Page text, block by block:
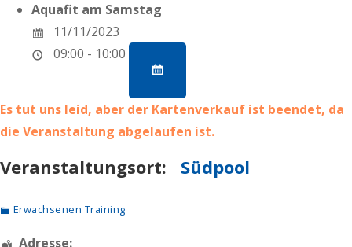
Aquafit am Samstag
11/11/2023
09:00 - 10:00
Es tut uns leid, aber der Kartenverkauf ist beendet, da
die Veranstaltung abgelaufen ist.
Veranstaltungsort: Südpool
Erwachsenen Training
Adresse: